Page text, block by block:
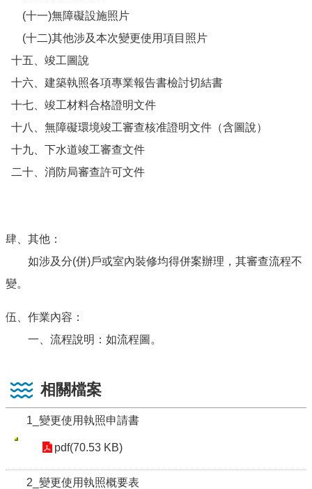
(十一)無障礙設施照片
(十二)其他涉及本次變更使用項目照片
十五、竣工圖說
十六、建築執照各項專業報告書檢討切結書
十七、竣工材料合格證明文件
十八、無障礙環境竣工審查核准證明文件（含圖說）
十九、下水道竣工審查文件
二十、消防局審查許可文件
肆、其他：
如涉及分(併)戶或室內裝修均得併案辦理，其審查流程不
變。
伍、作業內容：
一、流程說明：如流程圖。
相關檔案
1_變更使用執照申請書
pdf(70.53 KB)
2_變更使用執照概要表